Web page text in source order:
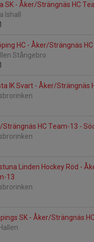
SK - Åker/Strängnäs HC
Ishall
HC - Åker/Strängnäs
Stångebro
IK Svart - Åker/Strängnäs
Strängnäs HC Team-13 -
Linden Hockey Röd -
13
SK - Åker/Strängnäs